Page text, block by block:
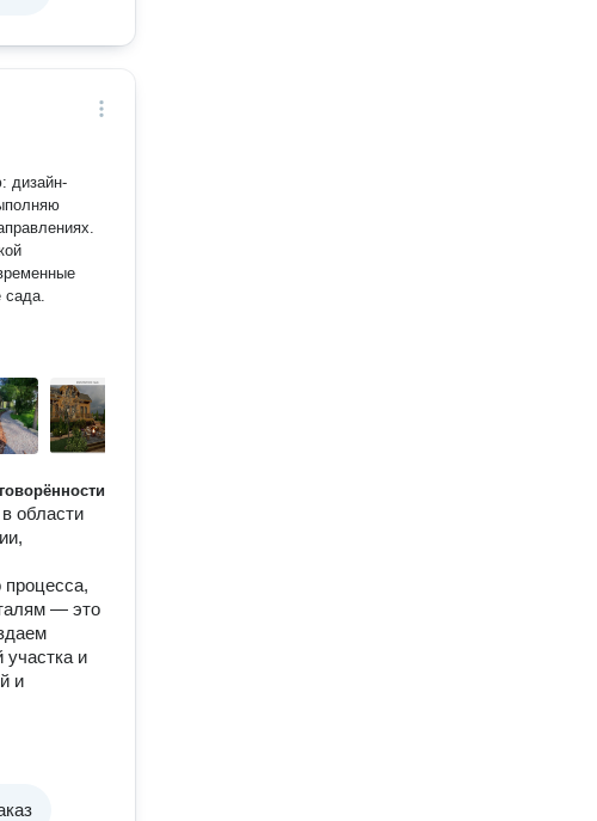
дизайн-
сада.
области
процесса,
— это
участка и
и